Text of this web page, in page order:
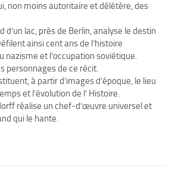
non moins autoritaire et délétère, des
lac, près de Berlin, analyse le destin
ainsi cent ans de l’histoire
nazisme et l’occupation soviétique.
personnages de ce récit.
à partir d’images d’époque, le lieu
et l’évolution de l’ Histoire.
réalise un chef-d’œuvre universel et
qui le hante.